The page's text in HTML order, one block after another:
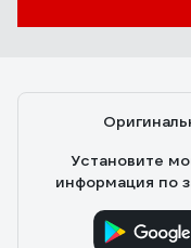
Установите
информация по